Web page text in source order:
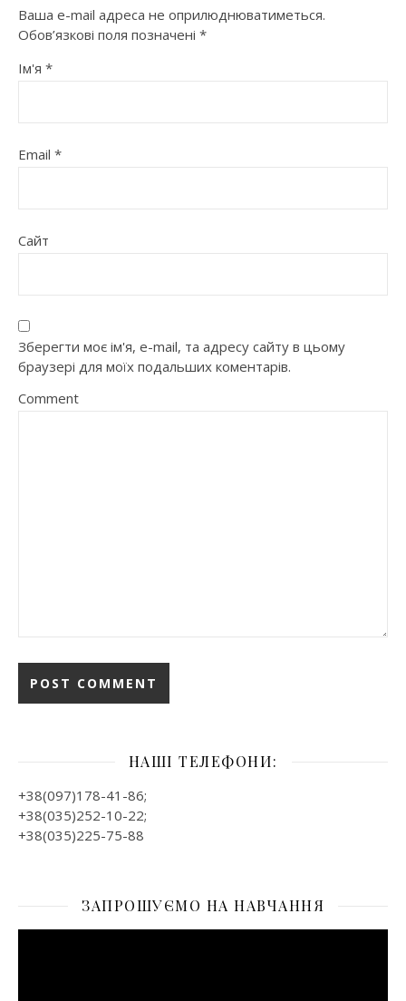
Ваша e-mail адреса не оприлюднюватиметься.
Обов’язкові поля позначені *
Ім'я *
Email *
Сайт
Зберегти моє ім'я, e-mail, та адресу сайту в цьому
браузері для моїх подальших коментарів.
Comment
НАШІ ТЕЛЕФОНИ:
+38(097)178-41-86;
+38(035)252-10-22;
+38(035)225-75-88
ЗАПРОШУЄМО НА НАВЧАННЯ
Відеопрогравач